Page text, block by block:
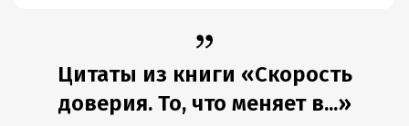
Цитаты из книги «Скорость
доверия. То, что меняет в...»